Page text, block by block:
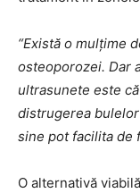
“Există o mulțime
osteoporozei. Dar
ultrasunete este
distrugerea
sine pot facilita de
O alternativă